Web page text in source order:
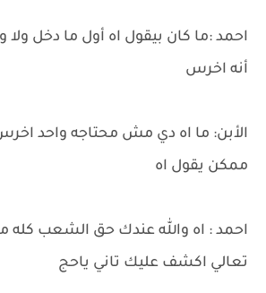
احمد :ما كان بيقول اه أول ما دخل ولا
أنه اخرس
الأبن: ما اه دي مش محتاجه واحد
ممكن يقول اه
احمد : اه والله عندك حق الشعب كله
تعالي اكشف عليك تاني ياحج